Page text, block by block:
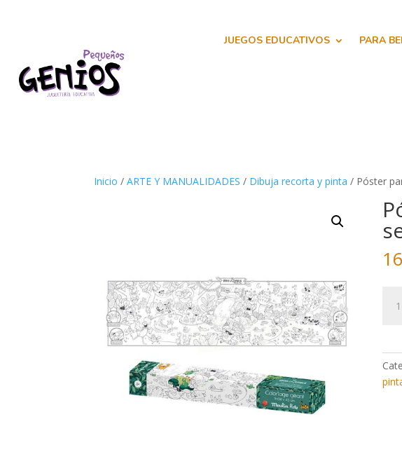
JUEGOS EDUCATIVOS PARA
Inicio /ARTE Y MANUALIDADES / Dibuja recorta y pinta / Póster
para